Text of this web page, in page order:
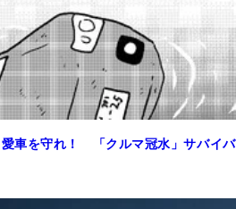
愛車を守れ！ 「クルマ冠水」サバイバ